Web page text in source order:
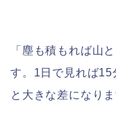
「塵も積もれば山
す。1日で見れば15
と大きな差になりま